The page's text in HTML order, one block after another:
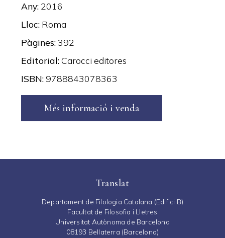
Any 2016
Lloc Roma
Pàgines 392
Editorial Carocci editores
ISBN 9788843078363
Més informació i venda
Translat
Departament de Filologia Catalana (Edifici B)
Facultat de Filosofia i Lletres
Universitat Autònoma de Barcelona
08193 Bellaterra (Barcelona)